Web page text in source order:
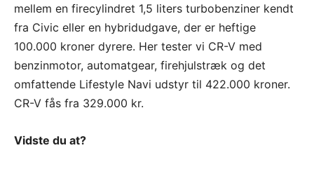
mellem en firecylindret 1,5 liters turbobenziner kendt
fra Civic eller en hybridudgave, der er heftige
100.000 kroner dyrere. Her tester vi CR-V med
benzinmotor, automatgear, firehjulstræk og det
omfattende Lifestyle Navi udstyr til 422.000 kroner.
CR-V fås fra 329.000 kr.
Vidste du at?